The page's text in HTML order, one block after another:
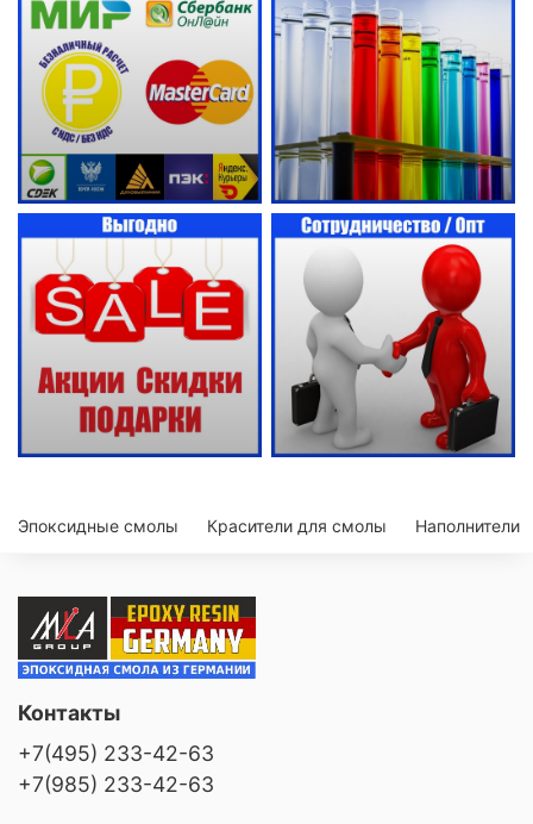
Эпоксидные смолы Красители для смолы Наполнители
Контакты
+7(495) 233-42-63
+7(985) 233-42-63